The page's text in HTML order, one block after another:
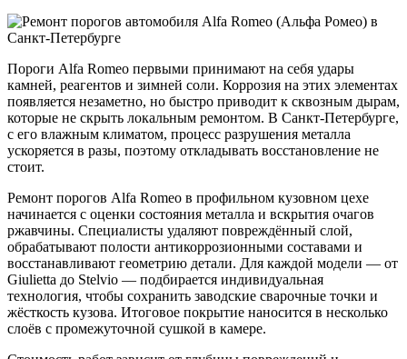
Пороги Alfa Romeo первыми принимают на себя удары
камней, реагентов и зимней соли. Коррозия на этих элементах
появляется незаметно, но быстро приводит к сквозным дырам,
которые не скрыть локальным ремонтом. В Санкт-Петербурге,
с его влажным климатом, процесс разрушения металла
ускоряется в разы, поэтому откладывать восстановление не
стоит.
Ремонт порогов Alfa Romeo в профильном кузовном цехе
начинается с оценки состояния металла и вскрытия очагов
ржавчины. Специалисты удаляют повреждённый слой,
обрабатывают полости антикоррозионными составами и
восстанавливают геометрию детали. Для каждой модели — от
Giulietta до Stelvio — подбирается индивидуальная
технология, чтобы сохранить заводские сварочные точки и
жёсткость кузова. Итоговое покрытие наносится в несколько
слоёв с промежуточной сушкой в камере.